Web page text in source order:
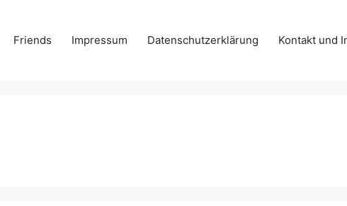
Friends Impressum Datenschutzerklärung Kontakt und